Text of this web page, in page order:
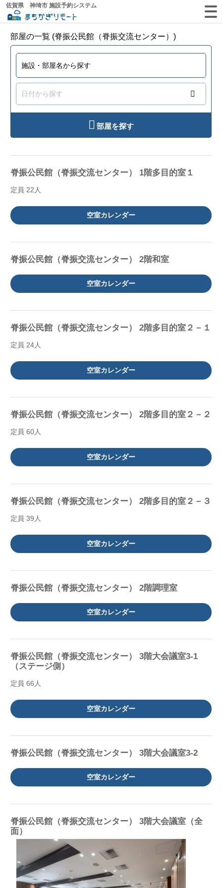
佐賀県 神埼市 施設予約システム
部屋の一覧 (脊振公民館（脊振交流センター）)
部屋を探す
脊振公民館（脊振交流センター） 1階多目的室１
定員 22人
空室カレンダー
脊振公民館（脊振交流センター） 2階和室
空室カレンダー
脊振公民館（脊振交流センター） 2階多目的室２－１
定員 24人
空室カレンダー
脊振公民館（脊振交流センター） 2階多目的室２－２
定員 60人
空室カレンダー
脊振公民館（脊振交流センター） 2階多目的室２－３
定員 39人
空室カレンダー
脊振公民館（脊振交流センター） 2階調理室
空室カレンダー
脊振公民館（脊振交流センター） 3階大会議室3-1
（ステージ側）
定員 66人
空室カレンダー
脊振公民館（脊振交流センター） 3階大会議室3-2
空室カレンダー
脊振公民館（脊振交流センター） 3階大会議室（全
面）